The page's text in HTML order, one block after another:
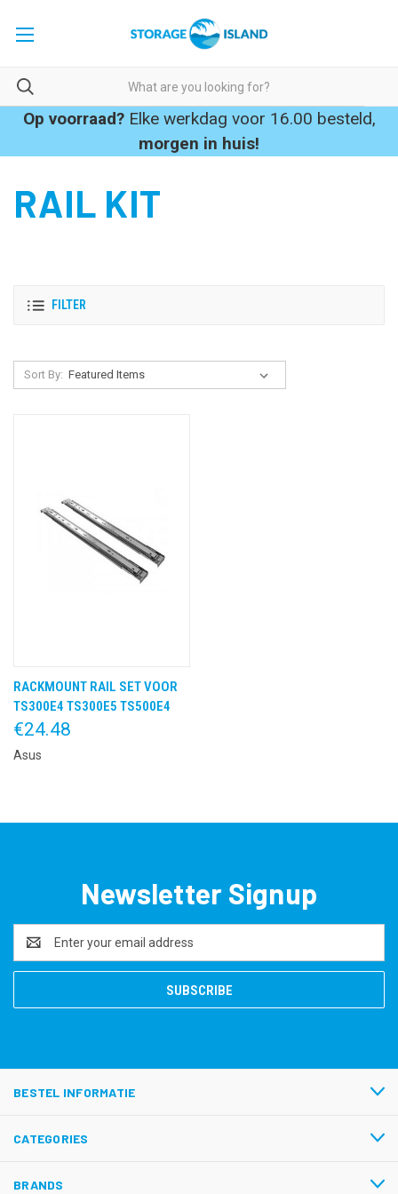
Op voorraad?Elke werkdag voor 16.00 besteld,
morgen in huis!
RAIL KIT
FILTER
Sort By:
RACKMOUNT RAIL SET VOOR
TS300E4 TS300E5 TS500E4
€24.48
Asus
Newsletter Signup
Address
BESTEL INFORMATIE
CATEGORIES
BRANDS